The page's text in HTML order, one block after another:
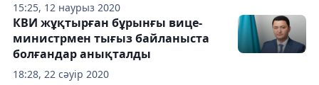
15:25, 12 наурыз 2020
18:28, 22 сәуір 2020
КВИ жұқтырған бұрынғы вице-
министрмен тығыз байланыста
болғандар анықталды